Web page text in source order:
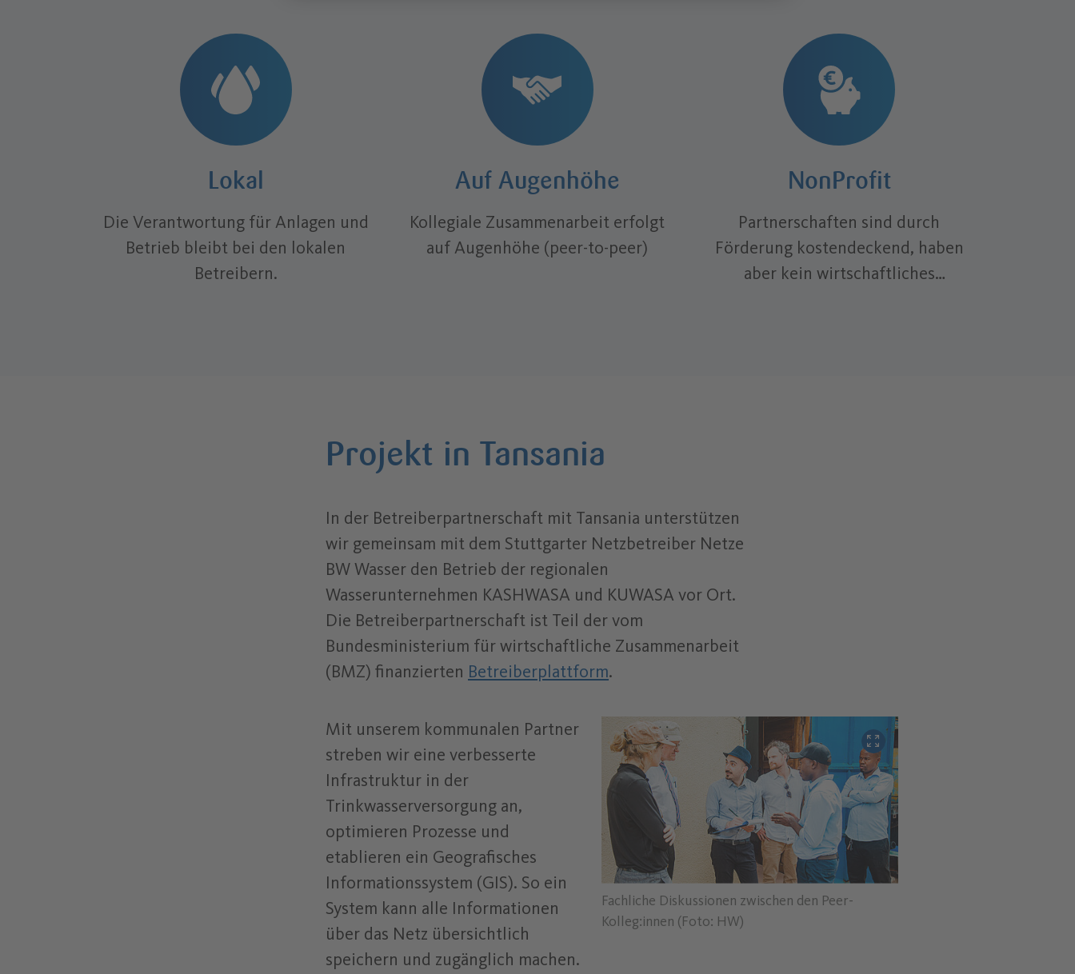
Lokal
Die Verantwortung für Anlagen und
Betrieb bleibt bei den lokalen
Betreibern.
Auf Augenhöhe
Kollegiale Zusammenarbeit erfolgt
auf Augenhöhe (peer-to-peer)
NonProfit
Partnerschaften sind durch
Förderung kostendeckend, haben
aber kein wirtschaftliches
Projekt in Tansania
In der Betreiberpartnerschaft mit Tansania unterstützen
wir gemeinsam mit dem Stuttgarter Netzbetreiber Netze
BW Wasser den Betrieb der regionalen
Wasserunternehmen KASHWASA und KUWASA vor Ort.
Die Betreiberpartnerschaft ist Teil der vom
Bundesministerium für wirtschaftliche Zusammenarbeit
(BMZ) finanzierten Betreiberplattform.
Fachliche Diskussionen zwischen den Peer-
Kolleg:innen (Foto: HW)
Bild vergrößern
Mit unserem kommunalen Partner
streben wir eine verbesserte
Infrastruktur in der
Trinkwasserversorgung an,
optimieren Prozesse und
etablieren ein Geografisches
Informationssystem (GIS). So ein
System kann alle Informationen
über das Netz übersichtlich
speichern und zugänglich machen.